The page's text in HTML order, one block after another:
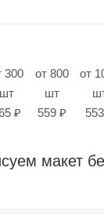
300
шт
₽
от 800
шт
559 ₽
от
макет